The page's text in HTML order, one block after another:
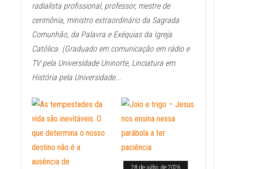
radialista profissional, professor, mestre de
cerimônia, ministro extraordinário da Sagrada
Comunhão, da Palavra e Exéquias da Igreja
Católica. (Graduado em comunicação em rádio e
TV pela Universidade Uninorte, Linciatura em
História pela Universidade...
28 de julho de 2026